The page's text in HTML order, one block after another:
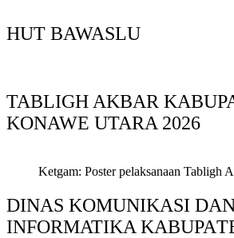
HUT BAWASLU
TABLIGH AKBAR
KONAWE UTARA 2026
Ketgam: Poster pelaksanaan Tabligh
DINAS KOMUNIKASI
INFORMATIKA